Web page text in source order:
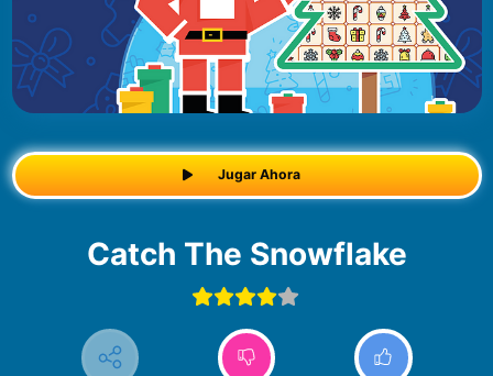
Jugar Ahora
Catch The Snowflake